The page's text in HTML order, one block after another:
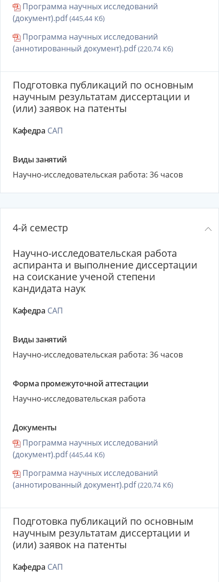
Программа научных исследований
(документ).pdf(445,44 Кб)
Программа научных исследований
(аннотированный документ).pdf(220,74 Кб)
Подготовка публикаций по основным
научным результатам диссертации и
(или) заявок на патенты
Кафедра САП
Виды занятий
Научно-исследовательская работа: 36 часов
4-й семестр
Научно-исследовательская работа
аспиранта и выполнение диссертации
на соискание ученой степени
кандидата наук
Кафедра САП
Виды занятий
Научно-исследовательская работа: 36 часов
Форма промежуточной аттестации
Научно-исследовательская работа
Документы
Программа научных исследований
(документ).pdf(445,44 Кб)
Программа научных исследований
(аннотированный документ).pdf(220,74 Кб)
Подготовка публикаций по основным
научным результатам диссертации и
(или) заявок на патенты
Кафедра САП